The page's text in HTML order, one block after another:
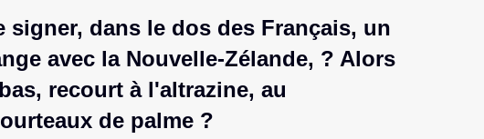
signer, dans le dos des Français, un
avec la Nouvelle-Zélande, ? Alors
recourt à l'altrazine, au
de palme ?